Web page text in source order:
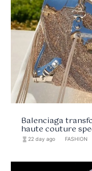
Balenciaga
haute couture
hourglass_full 22 day ago FASHION